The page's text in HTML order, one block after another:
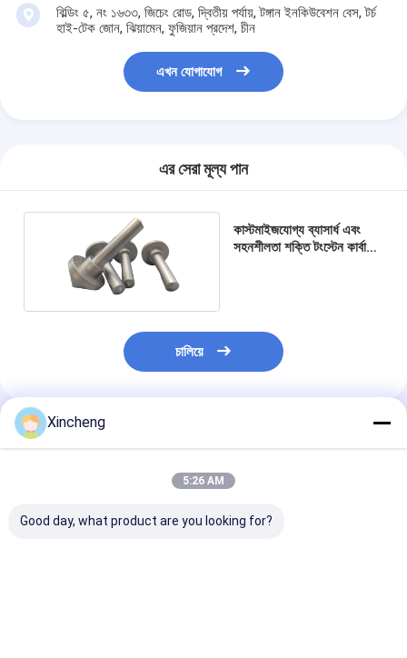
বিল্ডিং ৫, নং ১৬৩৩, জিচেং রোড, দ্বিতীয় পর্যায়, টঙ্গান ইনকিউবেশন বেস, টর্চ
হাই-টেক জোন, ঝিয়ামেন, ফুজিয়ান প্রদেশ, চীন
এখন যোগাযোগ
এর সেরা মূল্য পান
কাস্টমাইজযোগ্য ব্যাসার্ধ এবং
সহনশীলতা শক্তি টংস্টেন কার্বাইড
চালিয়ে
প্রস্তাবিত পণ্য
Xincheng
5:26 AM
Good day, what product are you looking for?